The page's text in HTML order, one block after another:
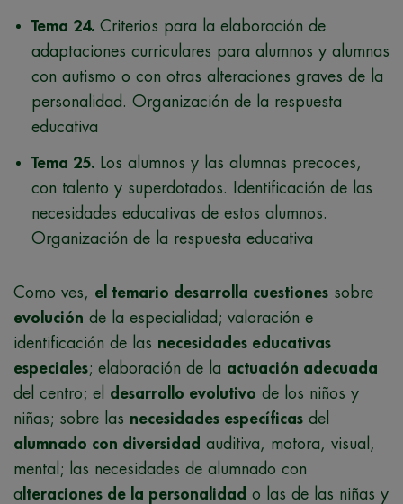
Tema 24. Criterios para la elaboración de
adaptaciones curriculares para alumnos y alumnas
con autismo o con otras alteraciones graves de la
personalidad. Organización de la respuesta
educativa
Tema 25. Los alumnos y las alumnas precoces,
con talento y superdotados. Identificación de las
necesidades educativas de estos alumnos.
Organización de la respuesta educativa
Como ves, el temario desarrolla cuestiones sobre
evolución de la especialidad; valoración e
identificación de las necesidades educativas
especiales; elaboración de la actuación adecuada
del centro; el desarrollo evolutivo de los niños y
niñas; sobre las necesidades específicas del
alumnado con diversidad auditiva, motora, visual,
mental; las necesidades de alumnado con
a lteraciones de la personalidad o las de las niñas y